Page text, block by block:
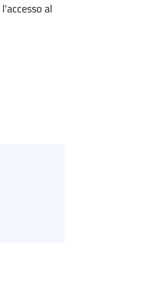
al